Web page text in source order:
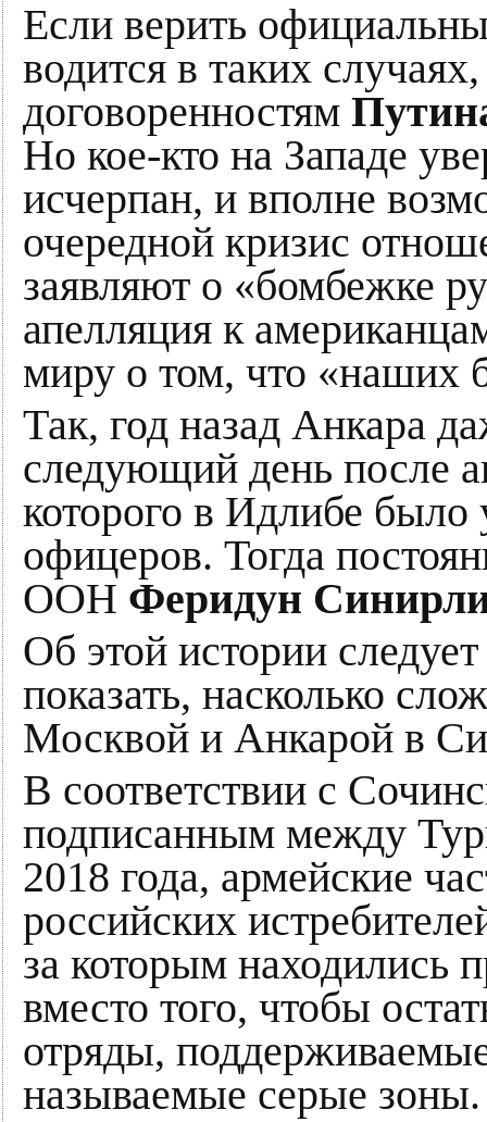
Если верить
водится в таких
договоренностям
Но кое-кто на Западе
исчерпан, и вполне
очередной кризис
заявляют о «бомбежке
апелляция к
миру о том, что «наших
Так, год назад Анкара
следующий день после
которого в Идлибе было
офицеров. Тогда
ООН Феридун
Об этой истории
показать, насколько
Москвой и Анкарой в
В соответствии с
подписанным между
2018 года, армейские
российских
за которым находились
вместо того, чтобы
отряды,
называемые серые зоны.